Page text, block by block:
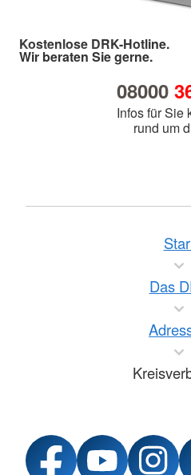
Kostenlose DRK-Hotline.
Wir beraten Sie gerne.
08000
Infos für Sie
rund um
Das